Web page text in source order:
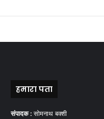
हमारा पता
संपादक :सोमनाथ बक्शी